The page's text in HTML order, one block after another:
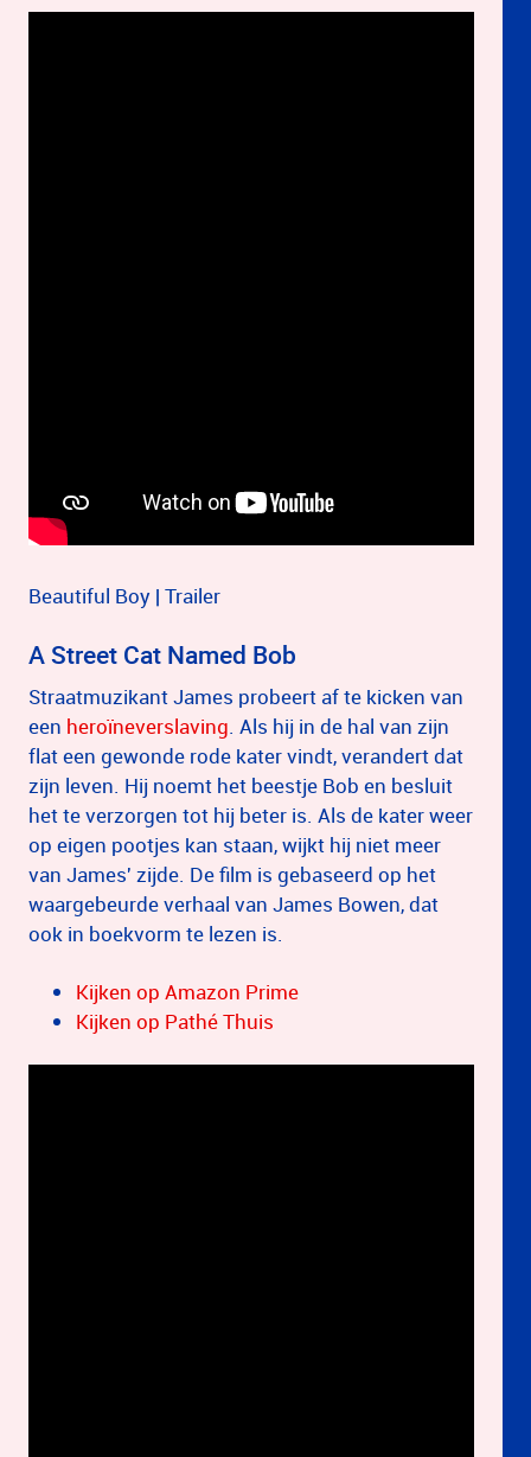
Beautiful Boy | Trailer
A Street Cat Named Bob
Straatmuzikant James probeert af te kicken van
een heroïneverslaving. Als hij in de hal van zijn
flat een gewonde rode kater vindt, verandert dat
zijn leven. Hij noemt het beestje Bob en besluit
het te verzorgen tot hij beter is. Als de kater weer
op eigen pootjes kan staan, wijkt hij niet meer
van James' zijde. De film is gebaseerd op het
waargebeurde verhaal van James Bowen, dat
ook in boekvorm te lezen is.
Kijken op Amazon Prime
Kijken op Pathé Thuis